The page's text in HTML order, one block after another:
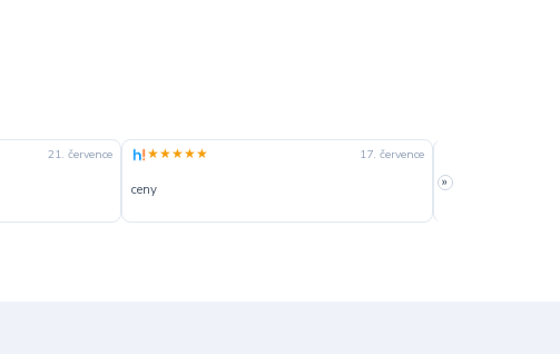
21. července ★★★★★ 17. července
ceny
slušná rychlost
»